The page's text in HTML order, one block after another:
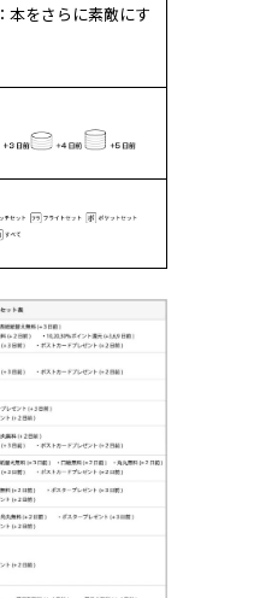
：本をさらに素敵にす